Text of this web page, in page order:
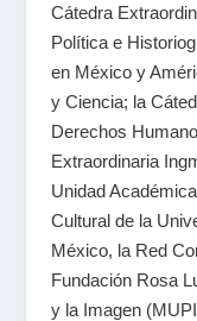
Cátedra
Política e
en México y
y Ciencia; la
Derechos
Extraordinaria
Unidad
Cultural de la
México, la Red
Fundación Rosa
y la Imagen